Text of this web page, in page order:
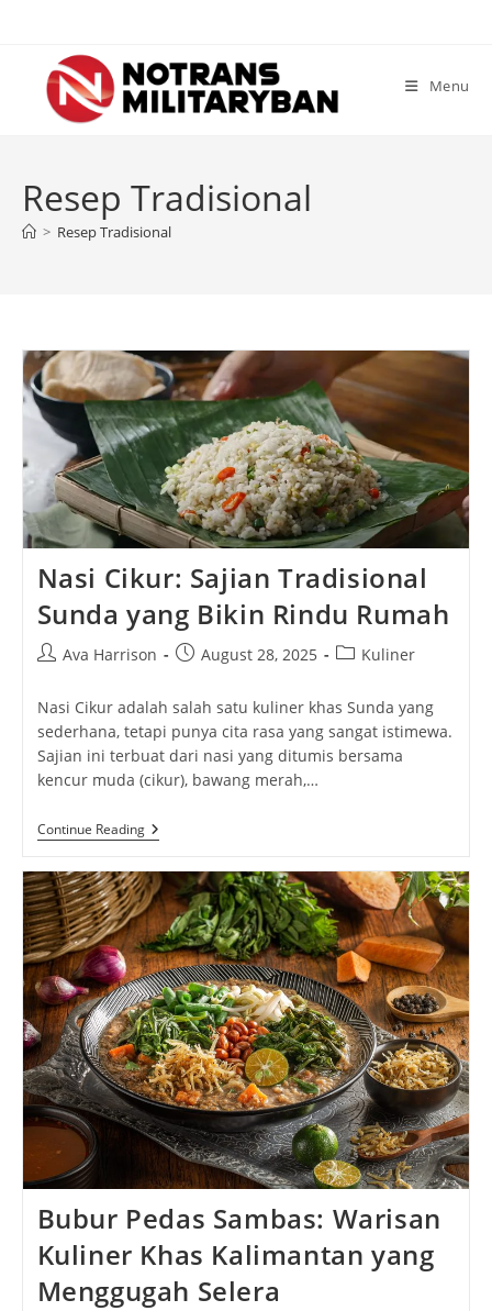
content
Menu
Resep Tradisional
> Resep Tradisional
Nasi Cikur: Sajian Tradisional
Sunda yang Bikin Rindu Rumah
PostAva Harrison
PostAugust 28, 2025
PostKuliner
Nasi Cikur adalah salah satu kuliner khas Sunda yang
sederhana, tetapi punya cita rasa yang sangat istimewa.
Sajian ini terbuat dari nasi yang ditumis bersama
kencur muda (cikur), bawang merah,…
Continue ReadingNasi
Cikur:
Tradisional
Sunda
Yang
Bikin
Rindu
Rumah
Bubur Pedas Sambas: Warisan
Kuliner Khas Kalimantan yang
Menggugah Selera